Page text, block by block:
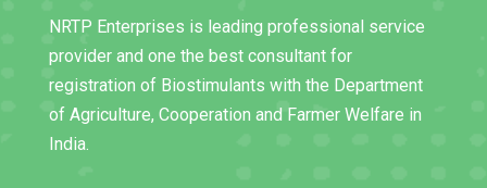
NRTP Enterprises is leading professional service
provider and one the best consultant for
registration of Biostimulants with the Department
of Agriculture, Cooperation and Farmer Welfare in
India.